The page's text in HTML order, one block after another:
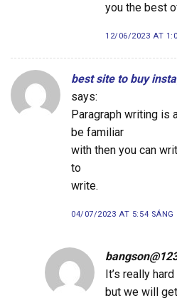
you the best
12/06/2023 AT
best site to buy
says:
Paragraph writing is
be familiar
with then you can
to
write.
04/07/2023 AT 5:54 SÁNG
It’s really
but we will